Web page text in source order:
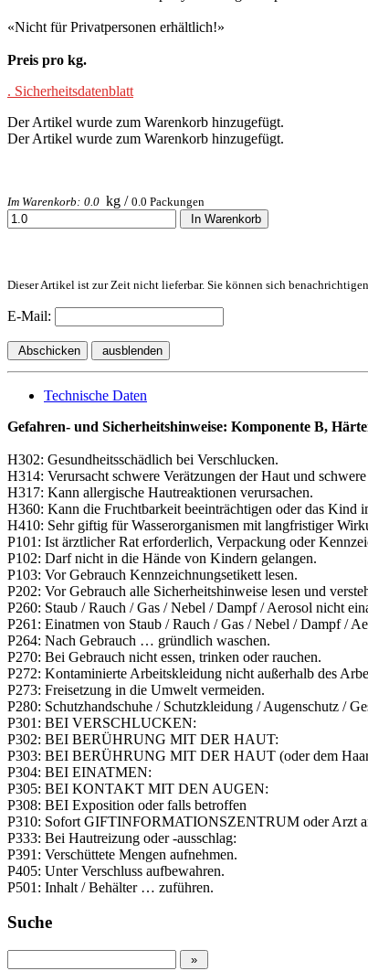
«Nicht für Privatpersonen erhältlich!»
Preis pro kg.
. Sicherheitsdatenblatt
Der Artikel wurde zum Warenkorb hinzugefügt.
Der Artikel wurde zum Warenkorb hinzugefügt.
Im Warenkorb: 0.0 kg / 0.0 Packungen
In Warenkorb
Dieser Artikel ist zur Zeit nicht lieferbar. Sie können sich
E-Mail:
Abschicken ausblenden
Technische Daten
Gefahren- und Sicherheitshinweise: Komponente B,
H302: Gesundheitsschädlich bei Verschlucken.
H314: Verursacht schwere Verätzungen der Haut und
H317: Kann allergische Hautreaktionen verursachen.
H360: Kann die Fruchtbarkeit beeinträchtigen oder das Kind
H410: Sehr giftig für Wasserorganismen mit langfristiger
P101: Ist ärztlicher Rat erforderlich, Verpackung oder
P102: Darf nicht in die Hände von Kindern gelangen.
P103: Vor Gebrauch Kennzeichnungsetikett lesen.
P202: Vor Gebrauch alle Sicherheitshinweise lesen und
P260: Staub / Rauch / Gas / Nebel / Dampf / Aerosol nicht
P261: Einatmen von Staub / Rauch / Gas / ­Nebel / Dampf /
P264: Nach Gebrauch … gründlich waschen.
P270: Bei Gebrauch nicht essen, trinken oder rauchen.
P272: Kontaminierte Arbeitskleidung nicht außerhalb des
P273: Freisetzung in die Umwelt vermeiden.
P280: Schutzhandschuhe / Schutzkleidung / Augenschutz /
P301: BEI VERSCHLUCKEN:
P302: BEI BERÜHRUNG MIT DER HAUT:
P303: BEI BERÜHRUNG MIT DER HAUT (oder dem
P304: BEI EINATMEN:
P305: BEI KONTAKT MIT DEN AUGEN:
P308: BEI Exposition oder falls betroffen
P310: Sofort GIFTINFORMATIONSZENTRUM oder Arzt
P333: Bei Hautreizung oder -ausschlag:
P391: Verschüttete Mengen aufnehmen.
P405: Unter Verschluss aufbewahren.
P501: Inhalt / Behälter … zuführen.
Suche